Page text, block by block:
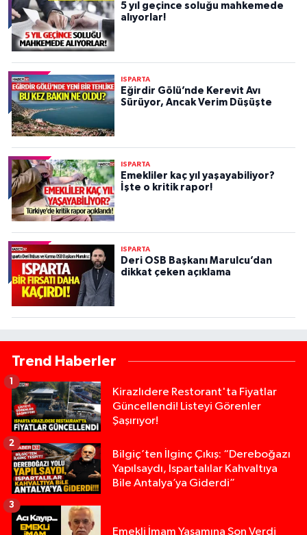
5 yıl geçince soluğu mahkemede
alıyorlar!
ISPARTA
Eğirdir Gölü’nde Kerevit Avı
Sürüyor, Ancak Verim Düşüşte
ISPARTA
Emekliler kaç yıl yaşayabiliyor?
İşte o kritik rapor!
ISPARTA
Deri OSB Başkanı Marulcu’dan
dikkat çeken açıklama
Trend Haberler
Kirazlıdere Restorant'ta Fiyatlar
Güncellendi! Listeyi Görenler
Şaşırıyor!
1
Bilgiç’ten İlginç Çıkış: “Dereboğazı
Yapılsaydı, Ispartalılar Kahvaltıya
Bile Antalya’ya Giderdi”
2
Emekli İmam Yaşamına Son Verdi
3